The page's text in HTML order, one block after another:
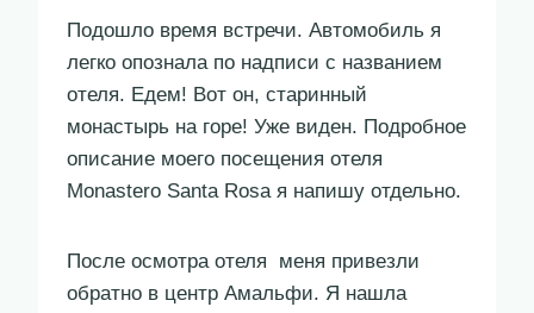
Подошло время встречи. Автомобиль я
легко опознала по надписи с названием
отеля. Едем! Вот он, старинный
монастырь на горе! Уже виден. Подробное
описание моего посещения отеля
Monastero Santa Rosa я напишу отдельно.
После осмотра отеля меня привезли
обратно в центр Амальфи. Я нашла